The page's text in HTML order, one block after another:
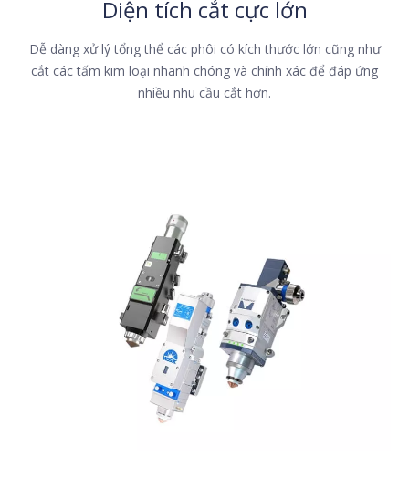
Diện tích cắt cực lớn
Dễ dàng xử lý tổng thể các phôi có kích thước lớn cũng như
cắt các tấm kim loại nhanh chóng và chính xác để đáp ứng
nhiều nhu cầu cắt hơn.